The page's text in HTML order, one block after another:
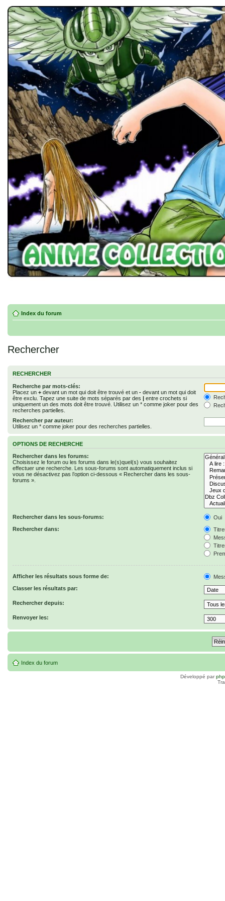
Index du forum
Rechercher
RECHERCHER
Recherche par mots-clés:
Placez un + devant un mot qui doit être trouvé et un - devant un mot qui doit
être exclu. Tapez une suite de mots séparés par des | entre crochets si
uniquement un des mots doit être trouvé. Utilisez un * comme joker pour des
recherches partielles.
Rechercher par auteur:
Utilisez un * comme joker pour des recherches partielles.
OPTIONS DE RECHERCHE
Rechercher dans les forums:
Choisissez le forum ou les forums dans le(s)quel(s) vous souhaitez
effectuer une recherche. Les sous-forums sont automatiquement inclus si
vous ne désactivez pas l’option ci-dessous « Rechercher dans les sous-
forums ».
Rechercher dans les sous-forums:
Oui
Rechercher dans:
Afficher les résultats sous forme de:
Classer les résultats par:
Rechercher depuis:
Renvoyer les:
Index du forum
Développé par